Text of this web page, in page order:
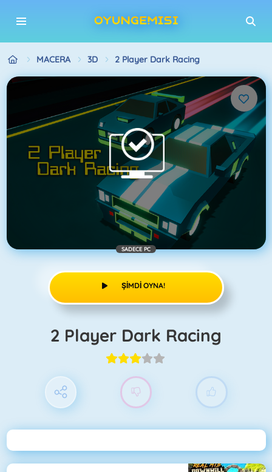
MACERA 3D 2 Player Dark Racing
SADECE PC
ŞIMDI OYNA!
2 Player Dark Racing